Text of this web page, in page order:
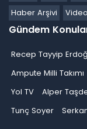
Haber Arşivi
Gündem
Recep Tayyip
Ampute Milli Takımı
Yol TV
Alper
Tunç Soyer